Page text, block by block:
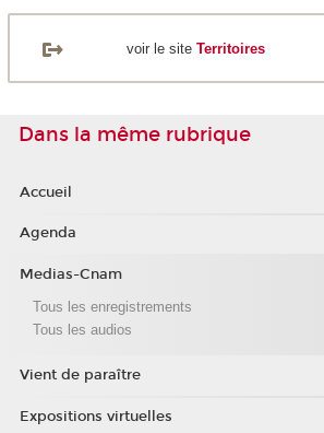
voir le site Territoires
Dans la même rubrique
Accueil
Agenda
Medias-Cnam
Tous les enregistrements
Tous les audios
Vient de paraître
Expositions virtuelles